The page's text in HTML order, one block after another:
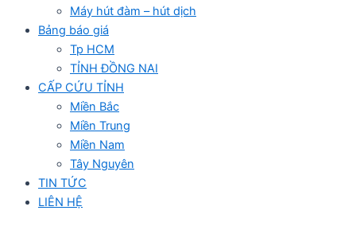
Máy hút đàm – hút dịch
Bảng báo giá
Tp HCM
TỈNH ĐỒNG NAI
CẤP CỨU TỈNH
Miền Bắc
Miền Trung
Miền Nam
Tây Nguyên
TIN TỨC
LIÊN HỆ